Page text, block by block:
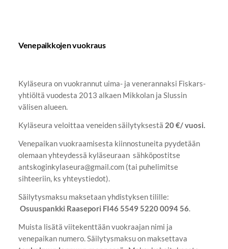
Venepaikkojen vuokraus
Kyläseura on vuokrannut uima- ja venerannaksi Fiskars-
yhtiöltä vuodesta 2013 alkaen Mikkolan ja Slussin
välisen alueen.
Kyläseura veloittaa veneiden säilytyksestä 20 €/ vuosi.
Venepaikan vuokraamisesta kiinnostuneita pyydetään
olemaan yhteydessä kyläseuraan sähköpostitse
antskoginkylaseura@gmail.com (tai puhelimitse
sihteeriin, ks yhteystiedot).
Säilytysmaksu maksetaan yhdistyksen tilille:
Osuuspankki Raasepori FI46 5549 5220 0094 56.
Muista lisätä viitekenttään vuokraajan nimi ja
venepaikan numero. Säilytysmaksu on maksettava